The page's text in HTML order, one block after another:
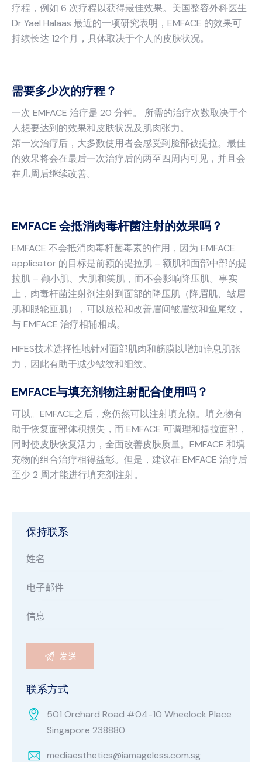
疗程，例如 6 次疗程以获得最佳效果。美国整容外科医生
Dr Yael Halaas 最近的一项研究表明，EMFACE 的效果可
持续长达 12个月，具体取决于个人的皮肤状况。
需要多少次的疗程？
一次 EMFACE 治疗是 20 分钟。 所需的治疗次数取决于个
人想要达到的效果和皮肤状况及肌肉张力。
第一次治疗后，大多数使用者会感受到脸部被提拉。最佳
的效果将会在最后一次治疗后的两至四周内可见，并且会
在几周后继续改善。
EMFACE 会抵消肉毒杆菌注射的效果吗？
EMFACE 不会抵消肉毒杆菌毒素的作用，因为 EMFACE
applicator 的目标是前额的提拉肌 – 额肌和面部中部的提
拉肌 – 颧小肌、大肌和笑肌，而不会影响降压肌。事实
上，肉毒杆菌注射剂注射到面部的降压肌（降眉肌、皱眉
肌和眼轮匝肌），可以放松和改善眉间皱眉纹和鱼尾纹，
与 EMFACE 治疗相辅相成。
HIFES技术选择性地针对面部肌肉和筋膜以增加静息肌张
力，因此有助于减少皱纹和细纹。
EMFACE与填充剂物注射配合使用吗？
可以。EMFACE之后，您仍然可以注射填充物。填充物有
助于恢复面部体积损失，而 EMFACE 可调理和提拉面部，
同时使皮肤恢复活力，全面改善皮肤质量。EMFACE 和填
充物的组合治疗相得益彰。但是，建议在 EMFACE 治疗后
至少 2 周才能进行填充剂注射。
保持联系
联系方式
501 Orchard Road #04-10 Wheelock Place
Singapore 238880
mediaesthetics@iamageless.com.sg